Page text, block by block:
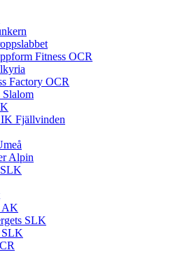
Fitness OCR
Factory OCR
Slalom
Fjällvinden
Alpin
AK
SLK
SLK